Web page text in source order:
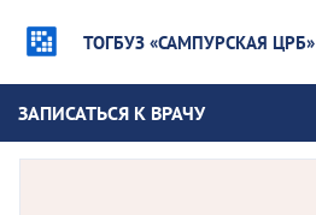
ТОГБУЗ «САМПУРСКАЯ ЦРБ»
ЗАПИСАТЬСЯ К ВРАЧУ